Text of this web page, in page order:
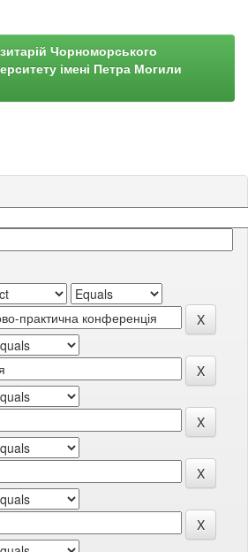
Чорноморського
імені Петра Могили